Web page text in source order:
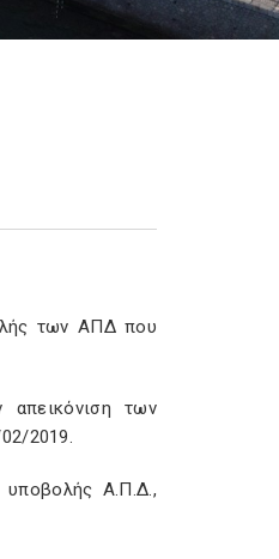
των ΑΠΔ που
των
2019.
υποβολής Α.Π.Δ.,